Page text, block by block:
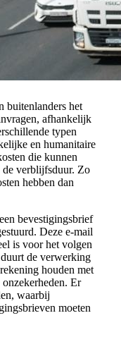
buitenlanders het
afhankelijk
typen
en humanitaire
die kunnen
verblijfsduur. Zo
hebben dan
bevestigingsbrief
Deze e-mail
is voor het volgen
de verwerking
houden met
Er
waarbij
moeten